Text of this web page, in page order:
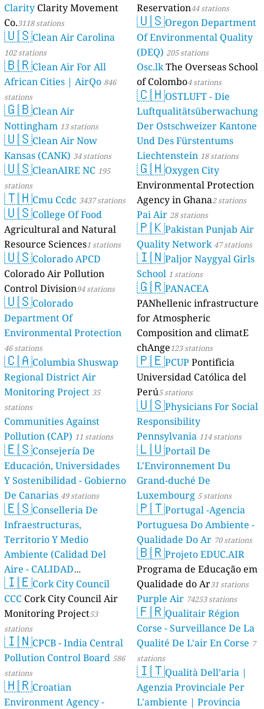
Clarity Clarity Movement
Co.3118 stations
🇺🇸Clean Air Carolina
102 stations
🇧🇷Clean Air For All
African Cities | AirQo 846
stations
🇬🇧Clean Air
Nottingham 13 stations
🇺🇸Clean Air Now
Kansas (CANK) 34 stations
🇺🇸CleanAIRE NC 195
stations
🇹🇭Cmu Ccdc 3437 stations
🇺🇸College Of Food
Agricultural and Natural
Resource Sciences1 stations
🇺🇸Colorado APCD
Colorado Air Pollution
Control Division94 stations
🇺🇸Colorado
Department Of
Environmental Protection
46 stations
🇨🇦Columbia Shuswap
Regional District Air
Monitoring Project 35
stations
Communities Against
Pollution (CAP) 11 stations
🇪🇸Consejería De
Educación, Universidades
Y Sostenibilidad - Gobierno
De Canarias 49 stations
🇪🇸Conselleria De
Infraestructuras,
Territorio Y Medio
Ambiente (Calidad Del
Aire - CALIDAD
AMBIENTAL) 23 stations
🇮🇪Cork City Council
CCC Cork City Council Air
Monitoring Project53
stations
🇮🇳CPCB - India Central
Pollution Control Board 586
stations
🇭🇷Croatian
Environment Agency -
Reservation44 stations
🇺🇸Oregon Department
Of Environmental Quality
(DEQ) 205 stations
Osc.lkThe Overseas School
of Colombo4 stations
🇨🇭OSTLUFT - Die
Luftqualitätsüberwachung
Der Ostschweizer Kantone
Und Des Fürstentums
Liechtenstein 18 stations
🇬🇭Oxygen City
Environmental Protection
Agency in Ghana2 stations
Pai Air 28 stations
🇵🇰Pakistan Punjab Air
Quality Network 47 stations
🇮🇳Paljor Naygyal Girls
School 1 stations
🇬🇷PANACEA
PANhellenic infrastructure
for Atmospheric
Composition and climatE
chAnge123 stations
🇵🇪PCUP Pontificia
Universidad Católica del
Perú5 stations
🇺🇸Physicians For Social
Responsibility
Pennsylvania 114 stations
🇱🇺Portail De
L'Environnement Du
Grand-duché De
Luxembourg 5 stations
🇵🇹Portugal -Agencia
Portuguesa Do Ambiente -
Qualidade Do Ar 70 stations
🇧🇷Projeto EDUC.AIR
Programa de Educação em
Qualidade do Ar31 stations
Purple Air 74253 stations
🇫🇷Qualitair Région
Corse - Surveillance De La
Qualité De L'air En Corse 7
stations
🇮🇹Qualità Dell’aria |
Agenzia Provinciale Per
L'ambiente | Provincia